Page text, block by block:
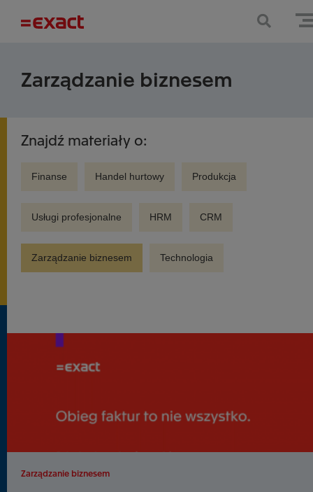
Zarządzanie biznesem
Zarządzanie biznesem
Znajdź materiały o:
Finanse Handel hurtowy Produkcja
Usługi profesjonalne HRM CRM
Zarządzanie biznesem Technologia